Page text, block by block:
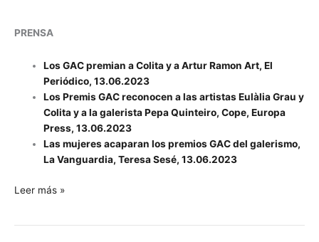
PRENSA
Los GAC premian a Colita y a Artur Ramon Art, El
Periódico, 13.06.2023
Los Premis GAC reconocen a las artistas Eulàlia Grau y
Colita y a la galerista Pepa Quinteiro, Cope, Europa
Press, 13.06.2023
Las mujeres acaparan los premios GAC del galerismo,
La Vanguardia, Teresa Sesé, 13.06.2023
Leer más »